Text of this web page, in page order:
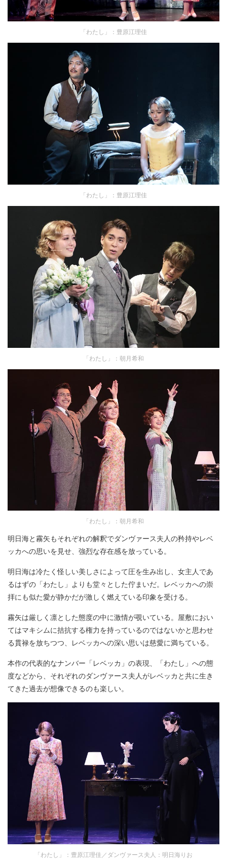
「わたし」：豊原江理佳
「わたし」：豊原江理佳
「わたし」：朝月希和
「わたし」：朝月希和
明日海と霧矢もそれぞれの解釈でダンヴァース夫人の矜持やレベ
ッカへの思いを見せ、強烈な存在感を放っている。
明日海は冷たく怪しい美しさによって圧を生み出し、女主人であ
るはずの「わたし」よりも堂々とした佇まいだ。レベッカへの崇
拝にも似た愛が静かだが激しく燃えている印象を受ける。
霧矢は厳しく凛とした態度の中に激情が覗いている。屋敷におい
てはマキシムに拮抗する権力を持っているのではないかと思わせ
る貫禄を放ちつつ、レベッカへの深い思いは慈愛に満ちている。
本作の代表的なナンバー「レベッカ」の表現、「わたし」への態
度などから、それぞれのダンヴァース夫人がレベッカと共に生き
てきた過去が想像できるのも楽しい。
「わたし」：豊原江理佳／ダンヴァース夫人：明日海りお